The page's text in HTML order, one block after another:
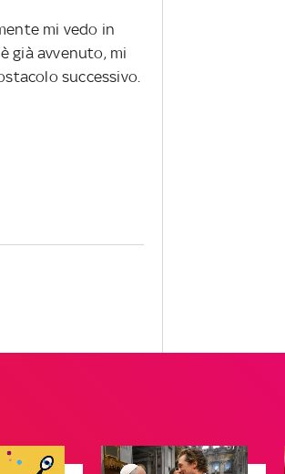
mi vedo in
già avvenuto, mi
successivo.